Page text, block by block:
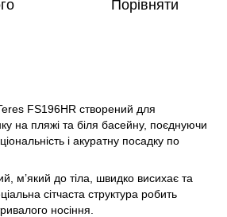
Порівняти
FS196HR створений для
на пляжі та біля басейну, поєднуючи
і акуратну посадку по
м’який до тіла, швидко висихає та
сітчаста структура робить
носіння.